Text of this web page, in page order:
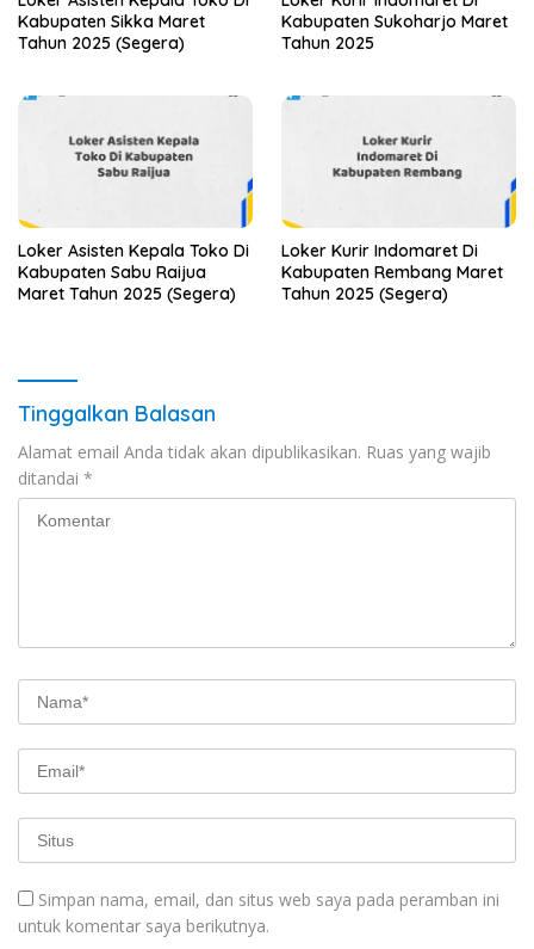
Kabupaten Sikka Maret
Tahun 2025 (Segera)
Kabupaten Sukoharjo Maret
Tahun 2025
Loker Asisten Kepala Toko Di
Kabupaten Sabu Raijua
Maret Tahun 2025 (Segera)
Loker Kurir Indomaret Di
Kabupaten Rembang Maret
Tahun 2025 (Segera)
Tinggalkan Balasan
Alamat email Anda tidak akan dipublikasikan. Ruas yang wajib
ditandai *
Simpan nama, email, dan situs web saya pada peramban ini
untuk komentar saya berikutnya.